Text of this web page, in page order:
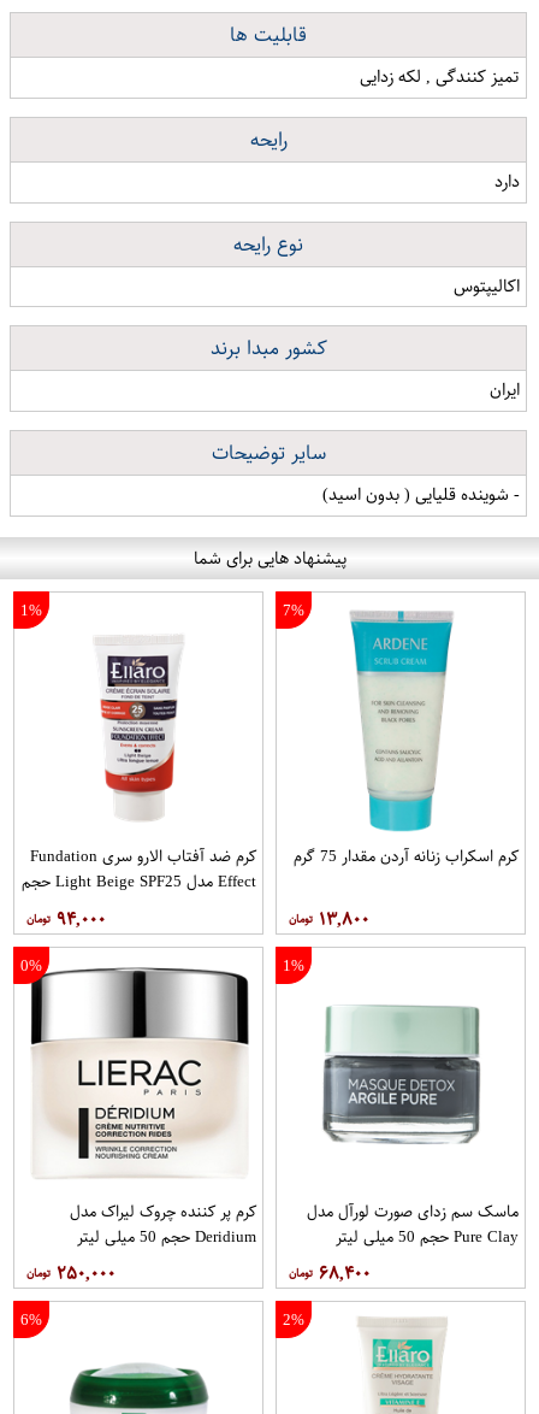
قابلیت ها
تمیز کنندگی , لکه زدایی
رایحه
دارد
نوع رایحه
اکالیپتوس
کشور مبدا برند
ایران
سایر توضیحات
- شوینده قلیایی ( بدون اسید)
پیشنهاد هایی برای شما
7%
کرم اسکراب زنانه آردن مقدار 75 گرم
۱۳,۸۰۰
1%
کرم ضد آفتاب الارو سری Fundation
Effect مدل Light Beige SPF25 حجم
۹۴,۰۰۰
1%
ماسک سم زدای صورت لورآل مدل
Pure Clay حجم 50 میلی لیتر
۶۸,۴۰۰
0%
کرم پر کننده چروک لیراک مدل
Deridium حجم 50 میلی لیتر
۲۵۰,۰۰۰
2%
6%